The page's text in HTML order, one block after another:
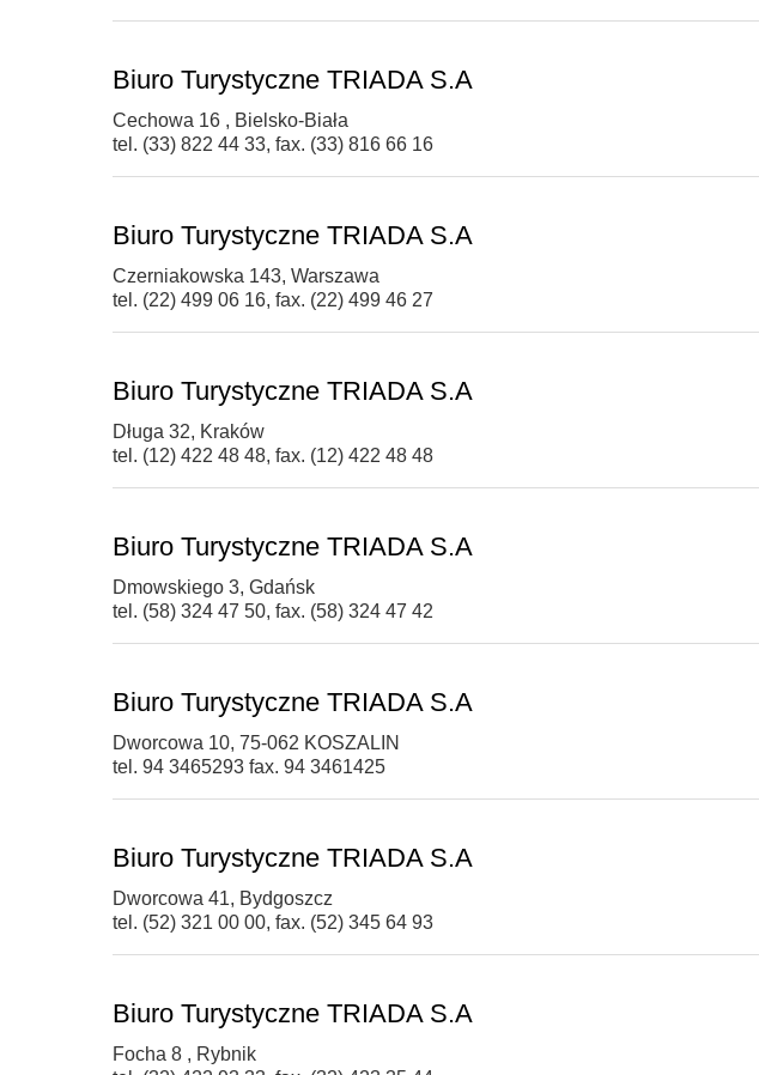
Biuro Turystyczne TRIADA S.A
Cechowa 16 , Bielsko-Biała
tel. (33) 822 44 33, fax. (33) 816 66 16
Biuro Turystyczne TRIADA S.A
Czerniakowska 143, Warszawa
tel. (22) 499 06 16, fax. (22) 499 46 27
Biuro Turystyczne TRIADA S.A
Długa 32, Kraków
tel. (12) 422 48 48, fax. (12) 422 48 48
Biuro Turystyczne TRIADA S.A
Dmowskiego 3, Gdańsk
tel. (58) 324 47 50, fax. (58) 324 47 42
Biuro Turystyczne TRIADA S.A
Dworcowa 10, 75-062 KOSZALIN
tel. 94 3465293 fax. 94 3461425
Biuro Turystyczne TRIADA S.A
Dworcowa 41, Bydgoszcz
tel. (52) 321 00 00, fax. (52) 345 64 93
Biuro Turystyczne TRIADA S.A
Focha 8 , Rybnik